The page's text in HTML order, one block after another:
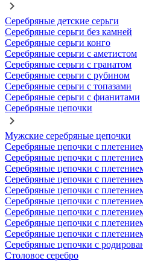
Серебряные детские серьги
Серебряные серьги без камней
Серебряные серьги конго
Серебряные серьги с аметистом
Серебряные серьги с гранатом
Серебряные серьги с рубином
Серебряные серьги с топазами
Серебряные серьги с фианитами
Серебряные цепочки
Мужские серебряные цепочки
Серебряные цепочки с
Серебряные цепочки с
Серебряные цепочки с
Серебряные цепочки с
Серебряные цепочки с
Серебряные цепочки с
Серебряные цепочки с
Серебряные цепочки с
Серебряные цепочки с
Серебряные цепочки с
Столовое серебро